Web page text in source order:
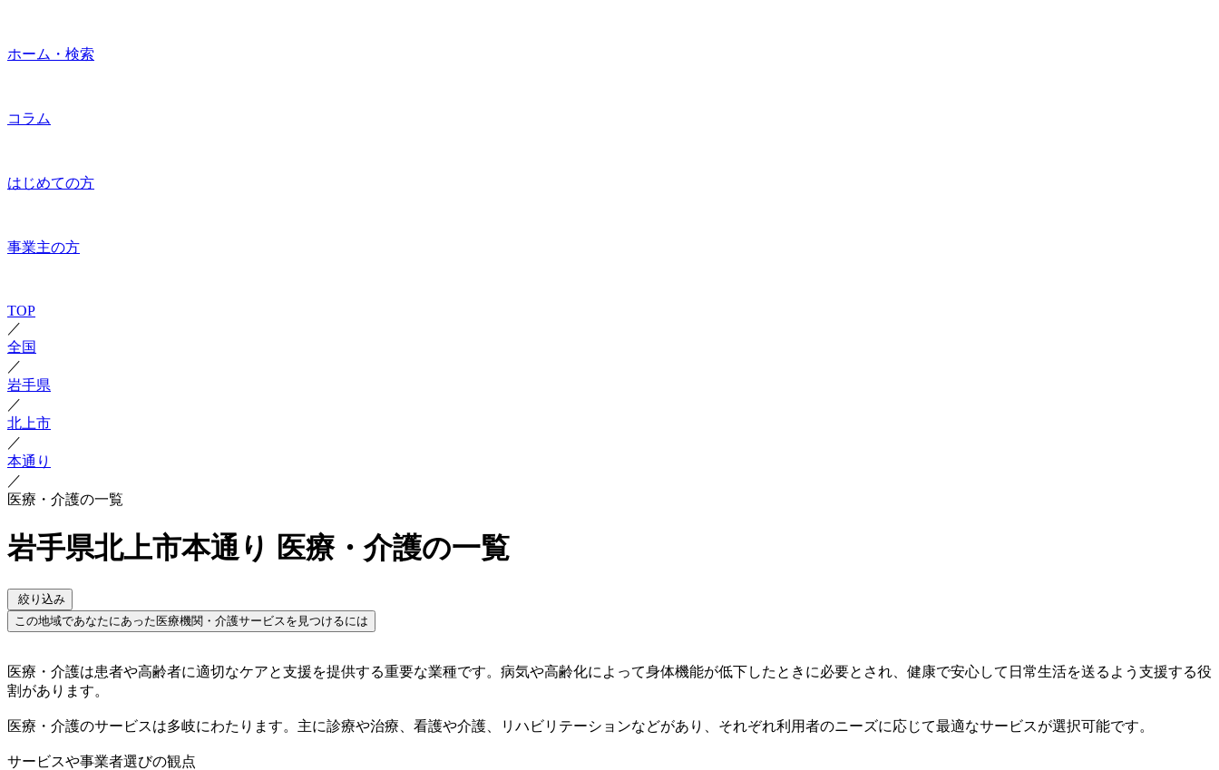
ホーム・検索
コラム
はじめての方
事業主の方
TOP
／
全国
／
岩手県
／
北上市
／
本通り
／
医療・介護の一覧
岩手県北上市本通り 医療・介護の一覧
絞り込み
この地域であなたにあった医療機関・介護サービスを見つけるには
医療・介護は患者や高齢者に適切なケアと支援を提供する重要な業種です。病気や高齢化によって身体機能が低下したときに必要とされ、健康で安心して日常生活を送るよう支援する役
割があります。
医療・介護のサービスは多岐にわたります。主に診療や治療、看護や介護、リハビリテーションなどがあり、それぞれ利用者のニーズに応じて最適なサービスが選択可能です。
サービスや事業者選びの観点